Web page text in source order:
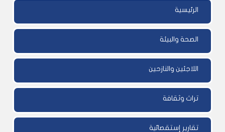
الرئيسية
الصحة والبيئة
اللاجئين والنازحين
تراث وثقافة
تقارير إستقصائية